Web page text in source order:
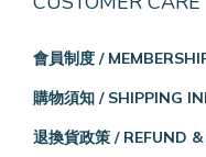
會員制度 /
購物須知 / SHIPPING
退換貨政策 / REFUND